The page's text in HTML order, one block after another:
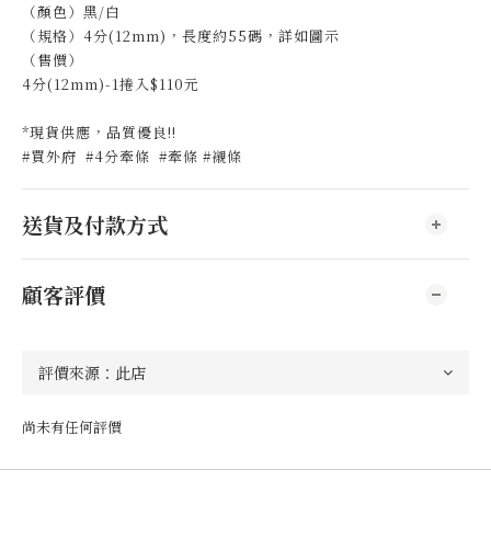
（顏色）黑/白
（規格）4分(12mm)，長度約55碼，詳如圖示
（售價）
4分(12mm)-1捲入$110元
*現貨供應，品質優良!!
#買外府 #4分牽條 #牽條 #襯條
送貨及付款方式
顧客評價
尚未有任何評價